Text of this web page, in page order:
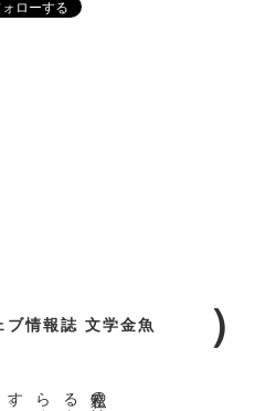
ブ情報誌 文学金魚